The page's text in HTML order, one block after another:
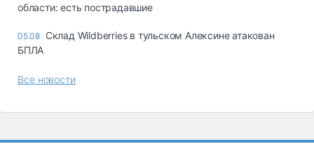
области: есть пострадавшие
05.08 Склад Wildberries в тульском Алексине атакован
БПЛА
Все новости